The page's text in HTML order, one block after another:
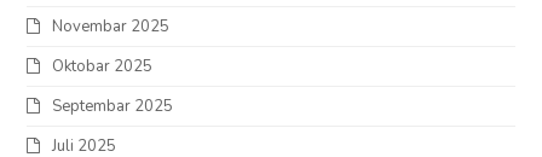
Novembar 2025
Oktobar 2025
Septembar 2025
Juli 2025